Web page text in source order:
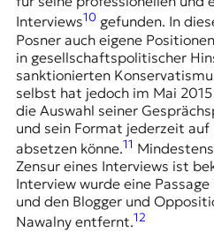
Interviews10gefunden. In
Posner auch eigene
in gesellschaftspolitischer
sanktionierten
selbst hat jedoch im Mai
die Auswahl seiner
und sein Format jederzeit auf
absetzen könne.11
Zensur eines Interviews ist
Interview wurde eine
und den Blogger und
Nawalny entfernt.12